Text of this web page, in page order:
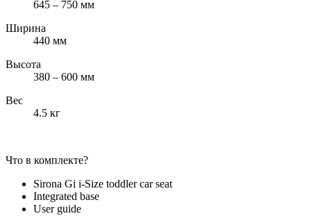
645 – 750 мм
Ширина
440 мм
Высота
380 – 600 мм
Вес
4.5 кг
Что в комплекте?
Sirona Gi i-Size toddler car seat
Integrated base
User guide